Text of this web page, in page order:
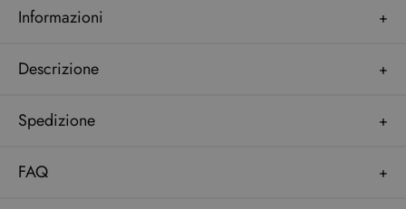
Informazioni
Descrizione
Spedizione
FAQ